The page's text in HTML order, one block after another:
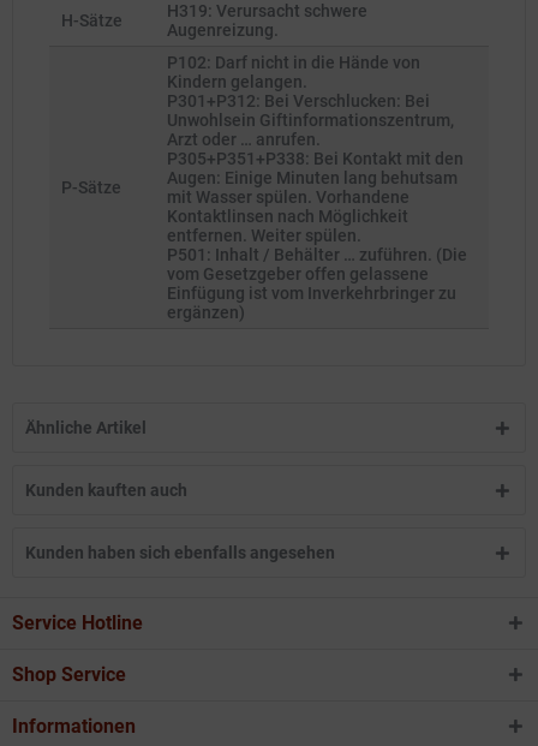
H-Sätze
H319: Verursacht schwere
Augenreizung.
P-Sätze
P102: Darf nicht in die Hände von
Kindern gelangen.
P301+P312: Bei Verschlucken: Bei
Unwohlsein Giftinformationszentrum,
Arzt oder … anrufen.
P305+P351+P338: Bei Kontakt mit den
Augen: Einige Minuten lang behutsam
mit Wasser spülen. Vorhandene
Kontaktlinsen nach Möglichkeit
entfernen. Weiter spülen.
P501: Inhalt / Behälter … zuführen. (Die
vom Gesetzgeber offen gelassene
Einfügung ist vom Inverkehrbringer zu
ergänzen)
Ähnliche Artikel
Kunden kauften auch
Kunden haben sich ebenfalls angesehen
Service Hotline
Shop Service
Informationen